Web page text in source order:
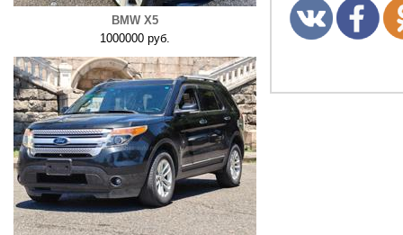
BMW X5
1000000 руб.